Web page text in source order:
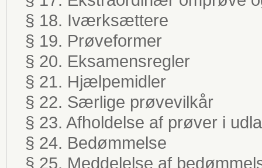
§ 18. Iværksættere
§ 19. Prøveformer
§ 20. Eksamensregler
§ 21. Hjælpemidler
§ 22. Særlige prøvevilkår
§ 23. Afholdelse af prøver i
§ 24. Bedømmelse
§ 25. Meddelelse af